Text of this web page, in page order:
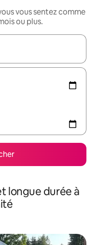
vous sentez comme
ou plus.
les flèches vers le
longue durée à